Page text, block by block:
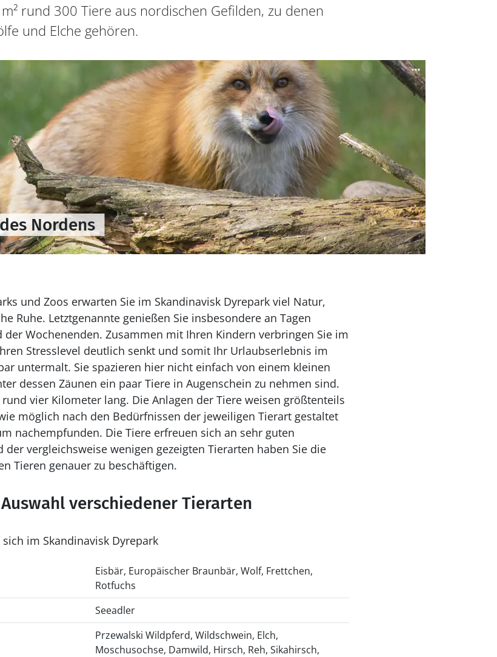
rund 300 Tiere aus nordischen Gefilden, zu denen
und Elche gehören.
Nordens
und Zoos erwarten Sie im Skandinavisk Dyrepark viel Natur,
Ruhe. Letztgenannte genießen Sie insbesondere an Tagen
Wochenenden. Zusammen mit Ihren Kindern verbringen Sie im
Stresslevel deutlich senkt und somit Ihr Urlaubserlebnis im
untermalt. Sie spazieren hier nicht einfach von einem kleinen
dessen Zäunen ein paar Tiere in Augenschein zu nehmen sind.
vier Kilometer lang. Die Anlagen der Tiere weisen größtenteils
möglich nach den Bedürfnissen der jeweiligen Tierart gestaltet
nachempfunden. Die Tiere erfreuen sich an sehr guten
vergleichsweise wenigen gezeigten Tierarten haben Sie die
Tieren genauer zu beschäftigen.
verschiedener Tierarten
im Skandinavisk Dyrepark
Eisbär, Europäischer Braunbär, Wolf, Frettchen,
Rotfuchs
Seeadler
Przewalski Wildpferd, Wildschwein, Elch,
Moschusochse, Damwild, Hirsch, Reh, Sikahirsch,